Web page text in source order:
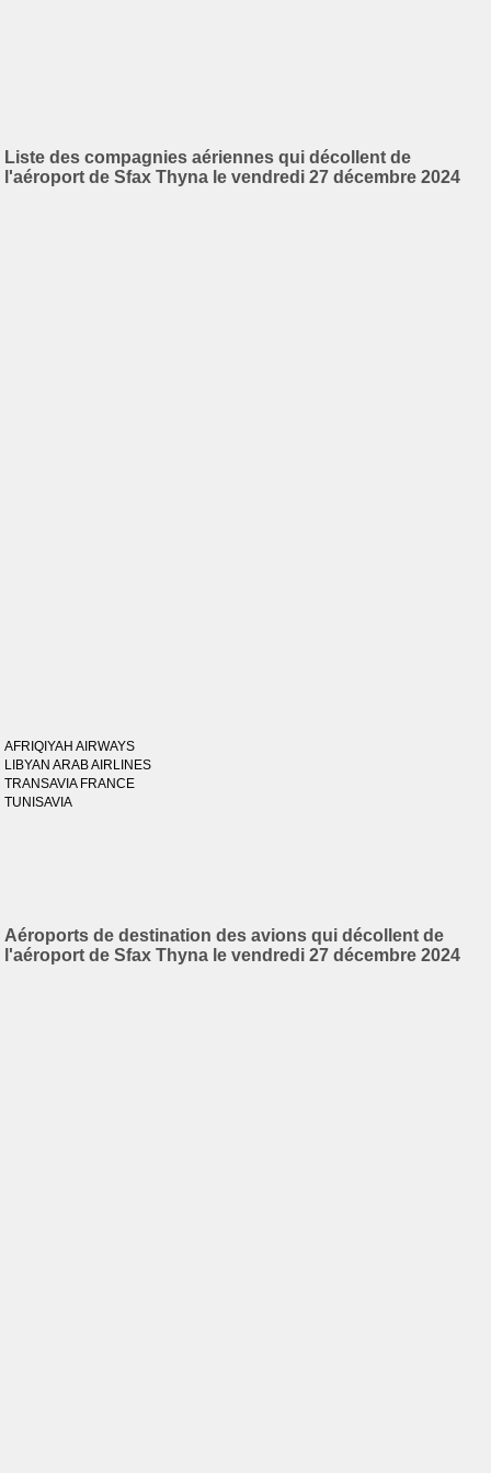
Liste des compagnies aériennes qui décollent de
l'aéroport de Sfax Thyna le vendredi 27 décembre 2024
AFRIQIYAH AIRWAYS
LIBYAN ARAB AIRLINES
TRANSAVIA FRANCE
TUNISAVIA
Aéroports de destination des avions qui décollent de
l'aéroport de Sfax Thyna le vendredi 27 décembre 2024